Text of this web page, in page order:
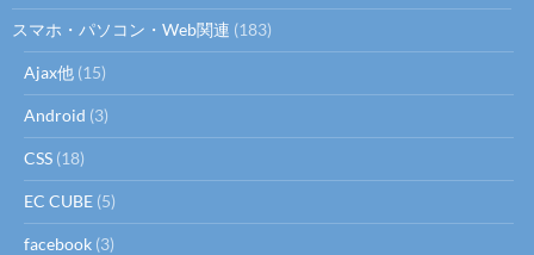
スマホ・パソコン・Web関連 (183)
Ajax他 (15)
Android (3)
CSS (18)
EC CUBE (5)
facebook (3)